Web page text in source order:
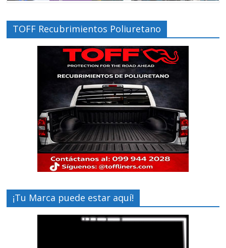
TOFF Recubrimientos Poliuretano
¡Tu Marca puede estar aquí!